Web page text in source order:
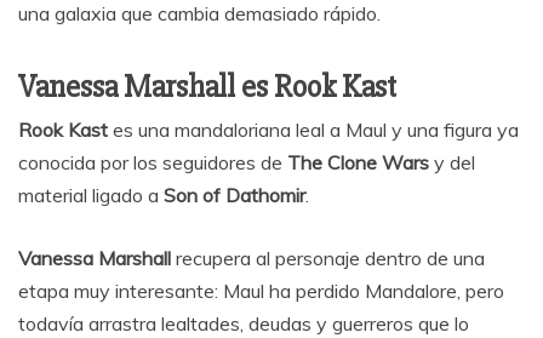
una galaxia que cambia demasiado rápido.
Vanessa Marshall es Rook Kast
Rook Kast es una mandaloriana leal a Maul y una figura ya
conocida por los seguidores de The Clone Wars y del
material ligado a Son of Dathomir.
Vanessa Marshall recupera al personaje dentro de una
etapa muy interesante: Maul ha perdido Mandalore, pero
todavía arrastra lealtades, deudas y guerreros que lo